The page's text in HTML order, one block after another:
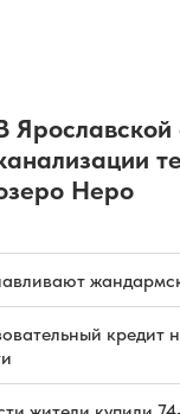
Ярославской
Неро
кредит